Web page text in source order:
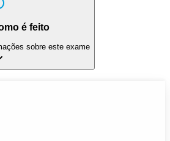
é feito
sobre este exame